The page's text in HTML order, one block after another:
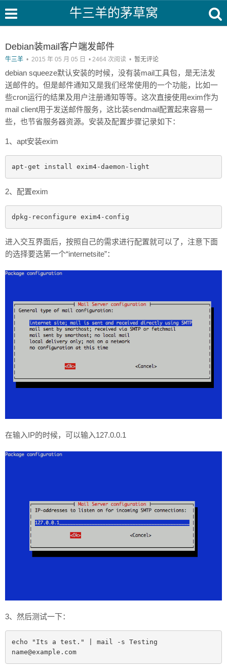
牛三羊的茅草窝
Debian装mail客户端发邮件
牛三羊 • 2015 年 05 月 05 日 • 2464 次阅读 • 暂无评论
debian squeeze默认安装的时候，没有装mail工具包，是无法发
送邮件的。但是邮件通知又是我们经常使用的一个功能，比如一
些cron运行的结果及用户注册通知等等。这次直接使用exim作为
mail client用于发送邮件服务，这比装sendmail配置起来容易一
些，也节省服务器资源。安装及配置步骤记录如下：
1、apt安装exim
apt-get install exim4-daemon-light
2、配置exim
dpkg-reconfigure exim4-config
进入交互界面后，按照自己的需求进行配置就可以了，注意下面
的选择要选第一个“internetsite”：
在输入IP的时候，可以输入127.0.0.1
3、然后测试一下：
echo "Its a test." | mail -s Testing
name@example.com